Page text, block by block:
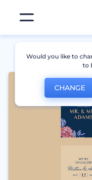
Would you like to
to
CHANGE